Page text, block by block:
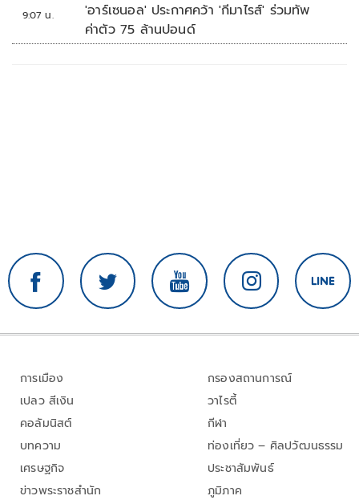
9:07 น.
'อาร์เซนอล' ประกาศคว้า 'กีมาไรส์' ร่วมทัพ
ค่าตัว 75 ล้านปอนด์
การเมือง
เปลว สีเงิน
คอลัมนิสต์
บทความ
เศรษฐกิจ
ข่าวพระราชสำนัก
กรองสถานการณ์
วาไรตี้
กีฬา
ท่องเที่ยว – ศิลปวัฒนธรรม
ประชาสัมพันธ์
ภูมิภาค